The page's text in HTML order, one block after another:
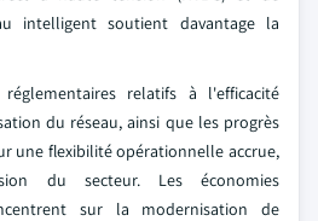
intelligent soutient davantage la
relatifs à l'efficacité
du réseau, ainsi que les progrès
une flexibilité opérationnelle accrue,
du secteur. Les économies
sur la modernisation de